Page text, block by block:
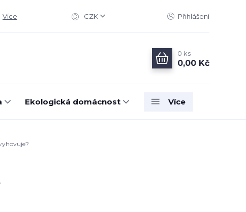
Více CZK Přihlášení
0 ks
0,00 Kč
Ekologická domácnost Více